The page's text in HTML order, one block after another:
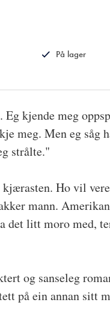
På lager
kjende meg
meg. Men eg såg
strålte."
Ho vil
mann.
det litt moro med,
og sanseleg
på ein annan sitt